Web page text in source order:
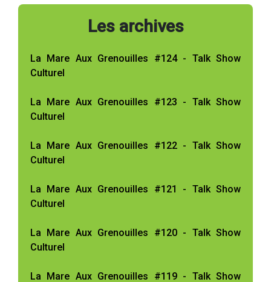
Les archives
La Mare Aux Grenouilles #124 - Talk Show
Culturel
La Mare Aux Grenouilles #123 - Talk Show
Culturel
La Mare Aux Grenouilles #122 - Talk Show
Culturel
La Mare Aux Grenouilles #121 - Talk Show
Culturel
La Mare Aux Grenouilles #120 - Talk Show
Culturel
La Mare Aux Grenouilles #119 - Talk Show